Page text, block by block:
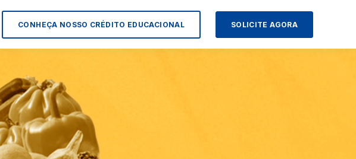
CONHEÇA NOSSO CRÉDITO EDUCACIONAL SOLICITE AGORA